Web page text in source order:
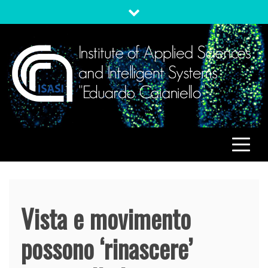
to
ISASIInstitute of Applied Sciences and Intelligent Systems
"Eduardo Caianiello"
Vista e movimento
possono ‘rinascere’